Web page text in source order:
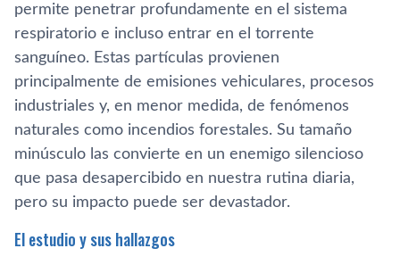
permite penetrar profundamente en el sistema
respiratorio e incluso entrar en el torrente
sanguíneo. Estas partículas provienen
principalmente de emisiones vehiculares, procesos
industriales y, en menor medida, de fenómenos
naturales como incendios forestales. Su tamaño
minúsculo las convierte en un enemigo silencioso
que pasa desapercibido en nuestra rutina diaria,
pero su impacto puede ser devastador.
El estudio y sus hallazgos